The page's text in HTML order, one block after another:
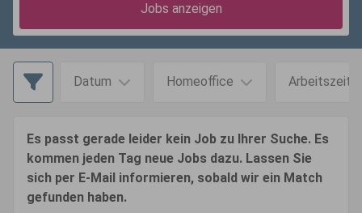
Jobs anzeigen
Datum Homeoffice Arbeitszeit
Es passt gerade leider kein Job zu Ihrer Suche. Es
kommen jeden Tag neue Jobs dazu. Lassen Sie
sich per E-Mail informieren, sobald wir ein Match
gefunden haben.